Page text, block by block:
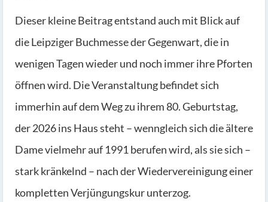
Dieser kleine Beitrag entstand auch mit Blick auf
die Leipziger Buchmesse der Gegenwart, die in
wenigen Tagen wieder und noch immer ihre Pforten
öffnen wird. Die Veranstaltung befindet sich
immerhin auf dem Weg zu ihrem 80. Geburtstag,
der 2026 ins Haus steht – wenngleich sich die ältere
Dame vielmehr auf 1991 berufen wird, als sie sich –
stark kränkelnd – nach der Wiedervereinigung einer
kompletten Verjüngungskur unterzog.